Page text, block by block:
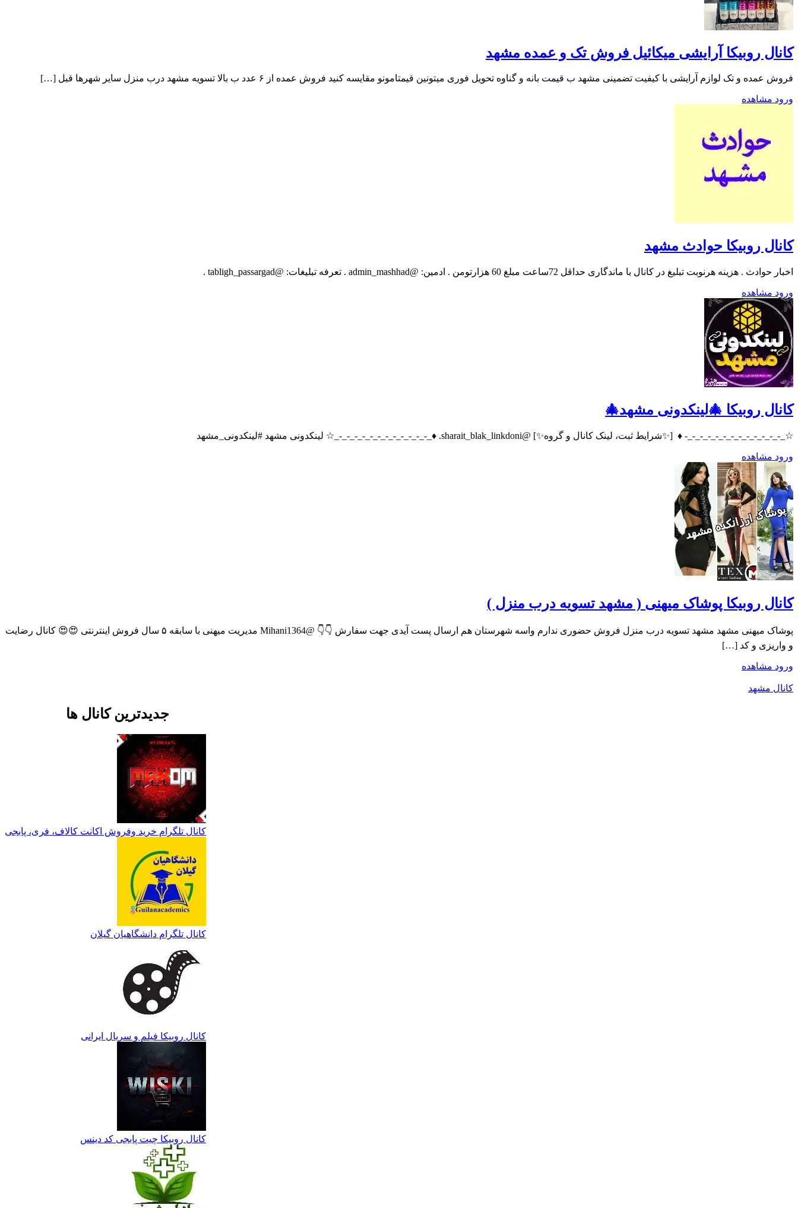
کانال روبیکا آرایشی میکائیل فروش تک و عمده مشهد
فروش عمده و تک لوازم آرایشی با کیفیت تضمینی مشهد ب قیمت بانه و گناوه تحویل فوری میتونین قیمتامونو مقایسه کنید فروش عمده از ۶ عدد ب بالا تسویه مشهد درب منزل سایر شهرها قبل […]
ورود مشاهده
کانال روبیکا حوادث مشهد
اخبار حوادث . هزینه هرنوبت تبلیغ در کانال با ماندگاری حداقل 72ساعت مبلغ 60 هزارتومن . ادمین: @admin_mashhad . تعرفه تبلیغات: @tabligh_passargad .
ورود مشاهده
کانال روبیکا 🎄لینکدونی مشهد🎄
☆_-_-_-_-_-_-_-_-_-_-_-_-_- ♦️ ‌‌ [✨️شرایط ثبت، لینک کانال و گروه✨️] @sharait_blak_linkdoni. ♦️_-_-_-_-_-_-_-_-_-_-_-_-_☆ لینکدونی مشهد #لینکدونی_مشهد
ورود مشاهده
کانال روبیکا پوشاک میهنی ( مشهد تسویه درب منزل )
پوشاک میهنی مشهد مشهد تسویه درب منزل فروش حضوری ندارم واسه شهرستان هم ارسال پست آیدی جهت سفارش 👇👇 @Mihani1364 مدیریت میهنی با سابقه ۵ سال فروش اینترنتی 😍😍 کانال رضایت
و واریزی و کد […]
ورود مشاهده
کانال مشهد
جدیدترین کانال ها
کانال تلگرام خرید وفروش اکانت کالاف، فری، پابجی
کانال تلگرام دانشگاهیان گیلان
کانال روبیکا فیلم و سریال ایرانی
کانال روبیکا چیت پابجی کد دینس